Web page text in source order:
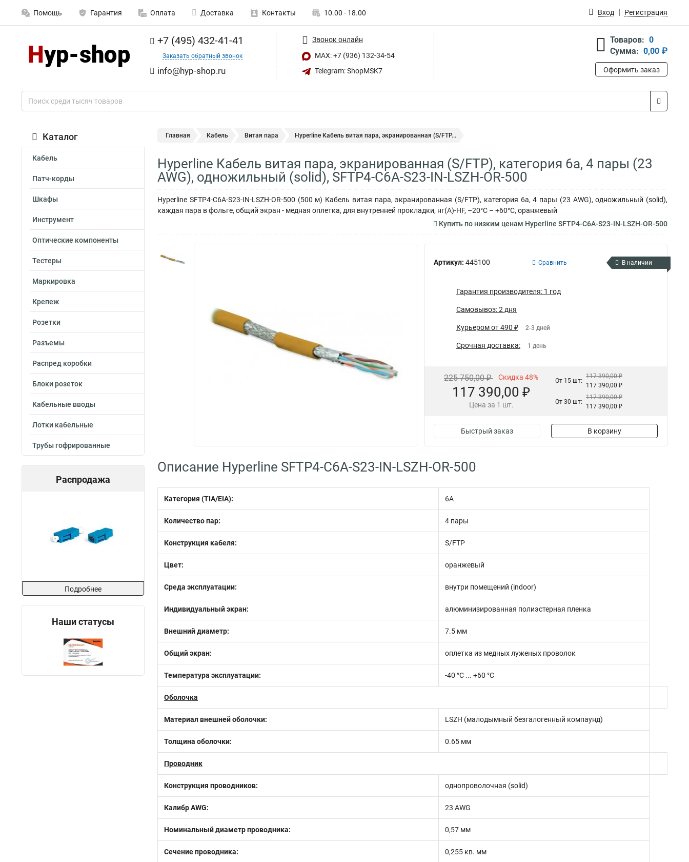
Помощь Гарантия Оплата Доставка Контакты 10.00 - 18.00 Вход Регистрация
+7 (495) 432-41-41
Заказать обратный звонок
info@hyp-shop.ru
Звонок онлайн
MAX: +7 (936) 132-34-54
Telegram: ShopMSK7
Товаров: 0
Сумма: 0,00 ₽
Оформить заказ
Каталог
Кабель
Патч-корды
Шкафы
Инструмент
Оптические компоненты
Тестеры
Маркировка
Крепеж
Розетки
Разъемы
Распред коробки
Блоки розеток
Кабельные вводы
Лотки кабельные
Трубы гофрированные
Распродажа
Подробнее
Наши статусы
Главная Кабель Витая пара Hyperline Кабель витая пара, экранированная (S/FTP...
Hyperline Кабель витая пара, экранированная (S/FTP), категория 6a, 4 пары (23
AWG), одножильный (solid), SFTP4-C6A-S23-IN-LSZH-OR-500
Hyperline SFTP4-C6A-S23-IN-LSZH-OR-500 (500 м) Кабель витая пара, экранированная (S/FTP), категория 6a, 4 пары (23 AWG), одножильный (solid),
каждая пара в фольге, общий экран - медная оплетка, для внутренней прокладки, нг(A)-HF, –20°C – +60°C, оранжевый
Купить по низким ценам Hyperline SFTP4-C6A-S23-IN-LSZH-OR-500
Артикул: 445100 Сравнить В наличии
Гарантия производителя: 1 год
Самовывоз: 2 дня
Курьером от 490 ₽ 2-3 дней
Срочная доставка: 1 день
225 750,00 ₽ Скидка 48%
117 390,00 ₽
Цена за 1 шт.
От 15 шт:
117 390,00 ₽
117 390,00 ₽
От 30 шт:
117 390,00 ₽
117 390,00 ₽
Быстрый заказ В корзину
Описание Hyperline SFTP4-C6A-S23-IN-LSZH-OR-500
Категория (TIA/EIA): 6A
Количество пар: 4 пары
Конструкция кабеля: S/FTP
Цвет: оранжевый
Среда эксплуатации: внутри помещений (indoor)
Индивидуальный экран: алюминизированная полиэстерная пленка
Внешний диаметр: 7.5 мм
Общий экран: оплетка из медных луженых проволок
Температура эксплуатации: -40 °C ... +60 °C
Оболочка
Материал внешней оболочки: LSZH (малодымный безгалогенный компаунд)
Толщина оболочки: 0.65 мм
Проводник
Конструкция проводников: однопроволочная (solid)
Калибр AWG: 23 AWG
Номинальный диаметр проводника: 0,57 мм
Сечение проводника: 0,255 кв. мм